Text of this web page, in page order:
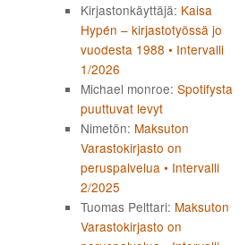
Kirjastonkäyttäjä: Kaisa
Hypén – kirjastotyössä jo
vuodesta 1988 • Intervalli
1/2026
Michael monroe: Spotifysta
puuttuvat levyt
Nimetön: Maksuton
Varastokirjasto on
peruspalvelua • Intervalli
2/2025
Tuomas Pelttari: Maksuton
Varastokirjasto on